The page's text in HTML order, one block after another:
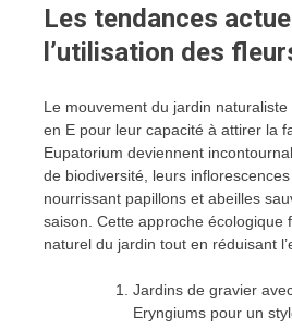
Les tendances
l’utilisation des
Le mouvement du jardin
en E pour leur capacité à attirer la
Eupatorium deviennent
de biodiversité, leurs
nourrissant papillons et abeilles
saison. Cette approche écologique
naturel du jardin tout en réduisant
Jardins de gravier
Eryngiums pour un